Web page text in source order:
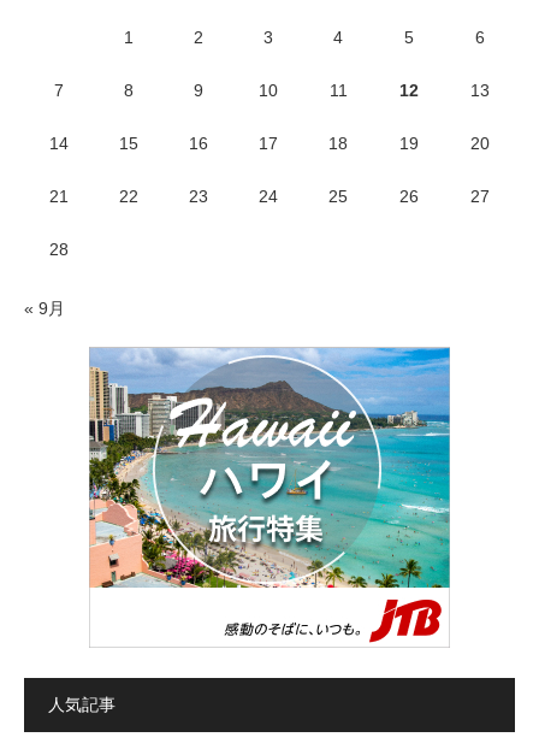
1 2 3 4 5 6
7 8 9 10 11 12 13
14 15 16 17 18 19 20
21 22 23 24 25 26 27
28
« 9月
人気記事